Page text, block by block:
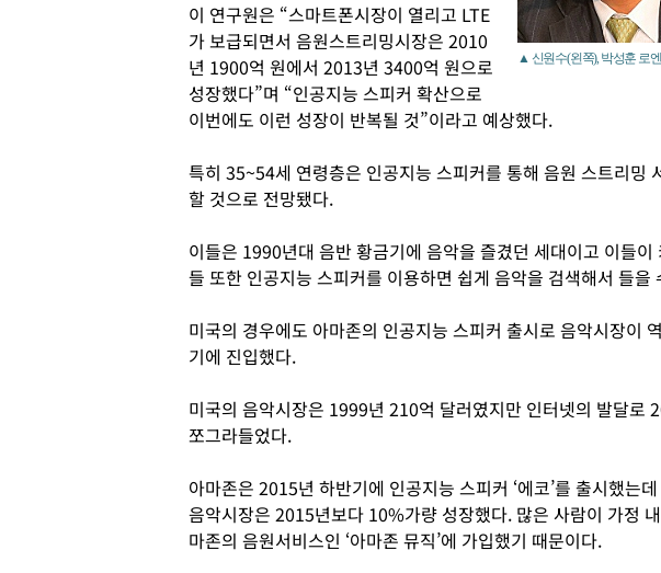
▲ 신원수(왼쪽), 박성훈 로
이 연구원은 “스마트폰시장이 열리고 LTE
가 보급되면서 음원스트리밍시장은 2010
년 1900억 원에서 2013년 3400억 원으로
성장했다”며 “인공지능 스피커 확산으로
이번에도 이런 성장이 반복될 것”이라고 예상했다.
특히 35~54세 연령층은 인공지능 스피커를 통해 음원 스트리밍
할 것으로 전망됐다.
이들은 1990년대 음반 황금기에 음악을 즐겼던 세대이고 이들이
들 또한 인공지능 스피커를 이용하면 쉽게 음악을 검색해서 들을
미국의 경우에도 아마존의 인공지능 스피커 출시로 음악시장이
기에 진입했다.
미국의 음악시장은 1999년 210억 달러였지만 인터넷의 발달로
쪼그라들었다.
아마존은 2015년 하반기에 인공지능 스피커 ‘에코’를 출시했는
음악시장은 2015년보다 10%가량 성장했다. 많은 사람이 가정
마존의 음원서비스인 ‘아마존 뮤직’에 가입했기 때문이다.